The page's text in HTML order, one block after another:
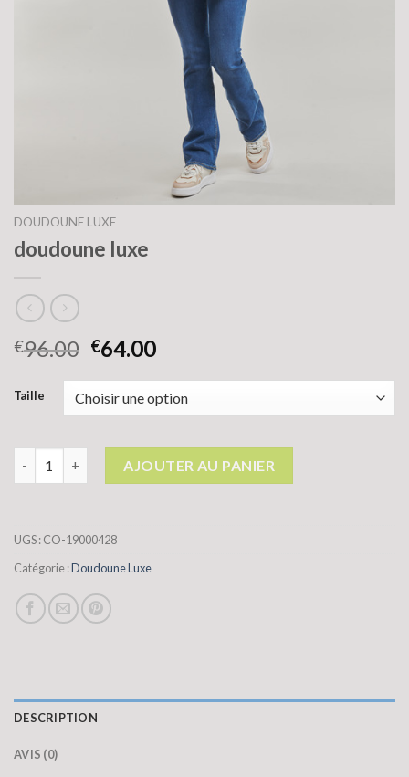
DOUDOUNE LUXE
doudoune luxe
€96.00 €64.00
Taille
AJOUTER AU PANIER
UGS :CO-19000428
Catégorie :Doudoune Luxe
DESCRIPTION
AVIS (0)